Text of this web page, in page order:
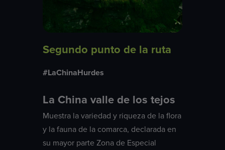
Segundo punto de la ruta
#LaChinaHurdes
La China valle de los tejos
Muestra la variedad y riqueza de la flora
y la fauna de la comarca, declarada en
su mayor parte Zona de Especial